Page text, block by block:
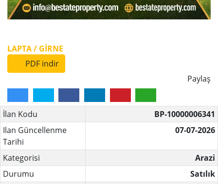
LAPTA / GİRNE
PDF indir
Paylaş
İlan Kodu
BP-10000006341
Ilan Güncellenme
Tarihi
07-07-2026
Kategorisi
Arazi
Durumu
Satılık